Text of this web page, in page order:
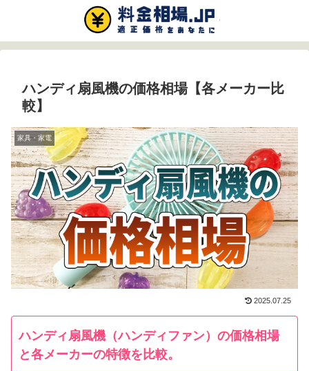
ハンディ扇風機の価格相場【各メーカー比
較】
家具・家電
2025.07.25
ハンディ扇風機（ハンディファン）の価格相場
と各メーカーの特徴を比較。